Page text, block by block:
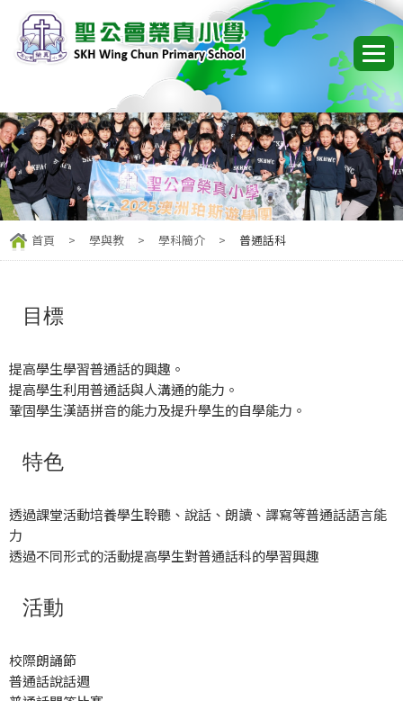
首頁 > 學與教 > 學科簡介 > 普通話科
目標
提高學生學習普通話的興趣。
提高學生利用普通話與人溝通的能力。
鞏固學生漢語拼音的能力及提升學生的自學能力。
特色
透過課堂活動培養學生聆聽、說話、朗讀、譯寫等普通話語言能
力
透過不同形式的活動提高學生對普通話科的學習興趣
活動
校際朗誦節
普通話說話週